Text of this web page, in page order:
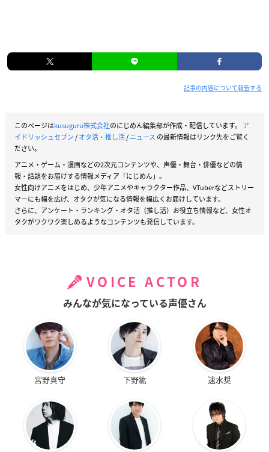
記事の内容について報告する
このページはkusuguru株式会社のにじめん編集部が作成・配信しています。 ア
イドリッシュセブン/オタ活・推し活/ニュース の最新情報はリンク先をご覧く
ださい。
アニメ・ゲーム・漫画などの2次元コンテンツや、声優・舞台・俳優などの情
報・話題をお届けする情報メディア「にじめん」。
女性向けアニメをはじめ、少年アニメやキャラクター作品、VTuberなどストリー
マーにも幅を広げ、オタクが気になる情報を幅広くお届けしています。
さらに、アンケート・ランキング・オタ活（推し活）お役立ち情報など、女性オ
タクがワクワク楽しめるようなコンテンツも発信しています。
VOICE ACTOR
みんなが気になっている声優さん
宮野真守 下野紘 速水奨